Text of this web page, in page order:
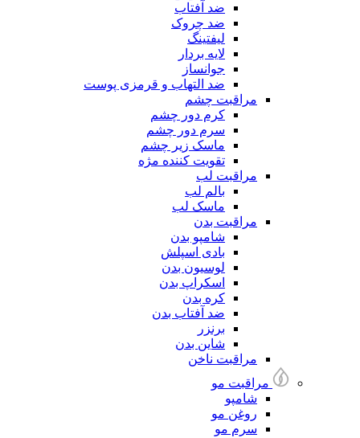
ضد آفتاب
ضد چروک
لیفتینگ
لایه بردار
جوانساز
ضد التهاب و قرمزی پوست
مراقبت چشم
کرم دور چشم
سرم دور چشم
ماسک زیر چشم
تقویت کننده مژه
مراقبت لب
بالم لب
ماسک لب
مراقبت بدن
شامپو بدن
بادی اسپلش
لوسیون بدن
اسکراپ بدن
کره بدن
ضد آفتاب بدن
برنزر
شاین بدن
مراقبت ناخن
مراقبت مو
شامپو
روغن مو
سرم مو